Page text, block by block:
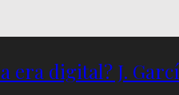
era digital? J.